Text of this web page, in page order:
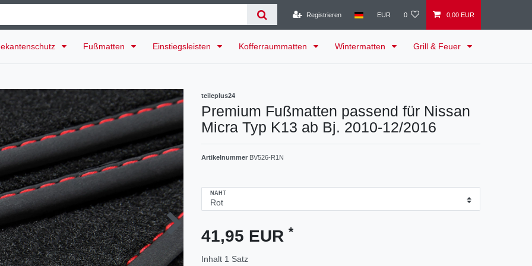
Registrieren EUR 0 0,00 EUR
Fußmatten Einstiegsleisten Kofferraummatten Wintermatten Grill & Feuer
teileplus24
Premium Fußmatten passend für Nissan
Micra Typ K13 ab Bj. 2010-12/2016
Artikelnummer BV526-R1N
NAHT
41,95 EUR *
Inhalt 1 Satz